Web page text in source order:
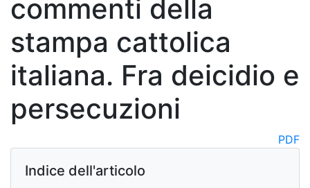
commenti della
stampa cattolica
italiana. Fra deicidio e
persecuzioni
PDF
Indice dell'articolo